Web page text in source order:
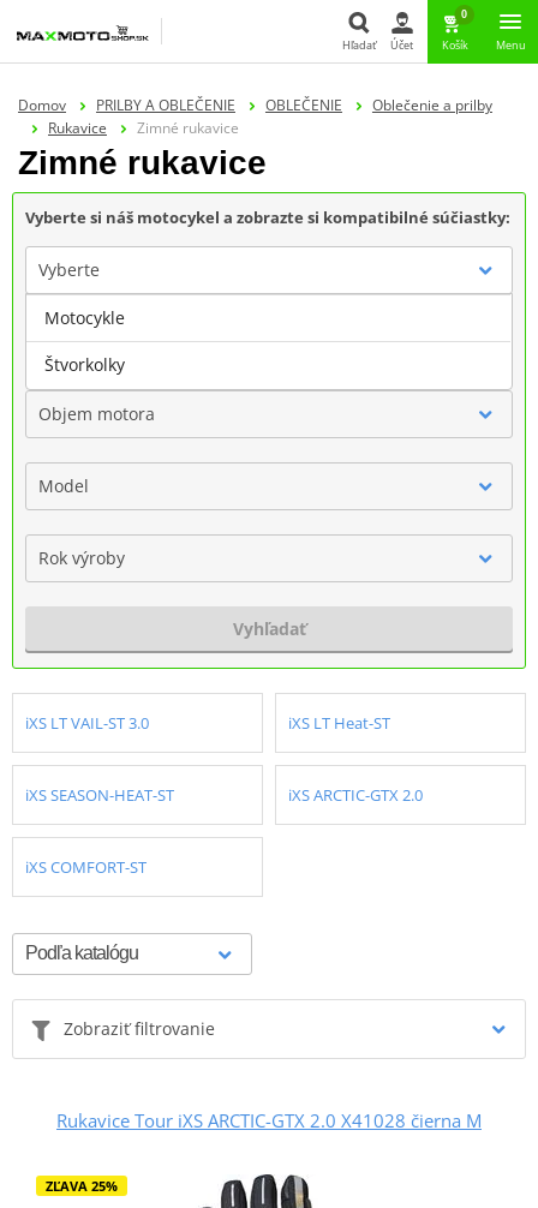
Hľadať
Hľadať Účet
0
Košík Menu
Domov PRILBY A OBLEČENIE OBLEČENIE
Oblečenie a prilby
Rukavice
Zimné rukavice
Zimné rukavice
Vyberte si náš motocykel a zobrazte si kompatibilné súčiastky:
Vyberte
Značka
Objem motora
Model
Rok výroby
Vyhľadať
iXS LT VAIL-ST 3.0 iXS LT Heat-ST
iXS SEASON-HEAT-ST iXS ARCTIC-GTX 2.0
iXS COMFORT-ST
Zobraziť filtrovanie
Rukavice Tour iXS ARCTIC-GTX 2.0 X41028 čierna M
ZĽAVA 25%
Motocykle
Štvorkolky